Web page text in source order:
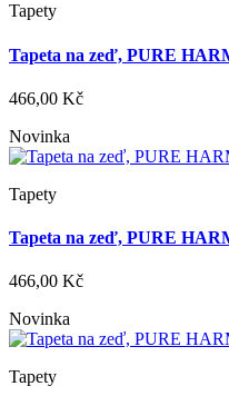
Tapety
Tapeta na zeď, PURE
466,00 Kč
Novinka
Tapety
Tapeta na zeď, PURE
466,00 Kč
Novinka
Tapety